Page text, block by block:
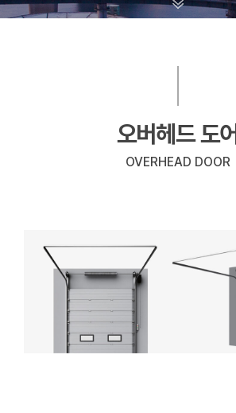
오버헤드 도어
OVERHEAD DOOR